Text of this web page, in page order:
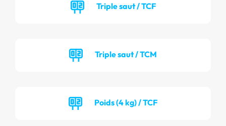
Triple saut / TCF
Triple saut / TCM
Poids (4 kg) / TCF